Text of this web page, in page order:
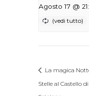
Agosto 17 @
La magica
Stelle al Castello di